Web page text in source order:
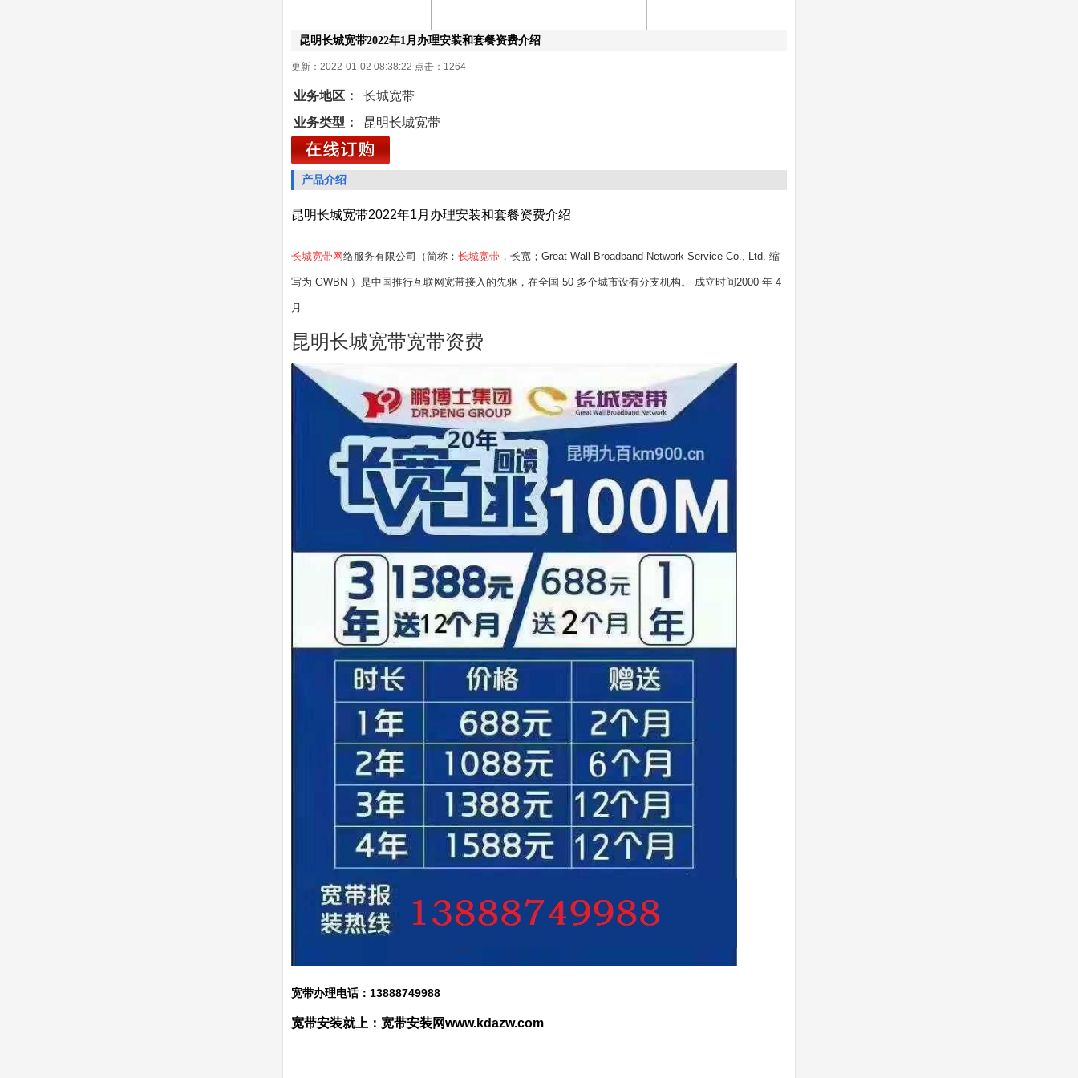
昆明长城宽带2022年1月办理安装和套餐资费介绍
更新：2022-01-02 08:38:22 点击： 1264
业务地区：
长城宽带
业务类型：
昆明长城宽带
产品介绍
昆明长城宽带2022年1月办理安装和套餐资费介绍
长城宽带网络服务有限公司（简称： 长城宽带 ，长宽；Great Wall Broadband Network Service Co., Ltd. 缩
写为 GWBN ）是中国推行互联网宽带接入的先驱，在全国 50 多个城市设有分支机构。 成立时间2000 年 4
月
昆明长城宽带宽带资费
宽带办理电话：13888749988
宽带安装就上：宽带安装网www.kdazw.com